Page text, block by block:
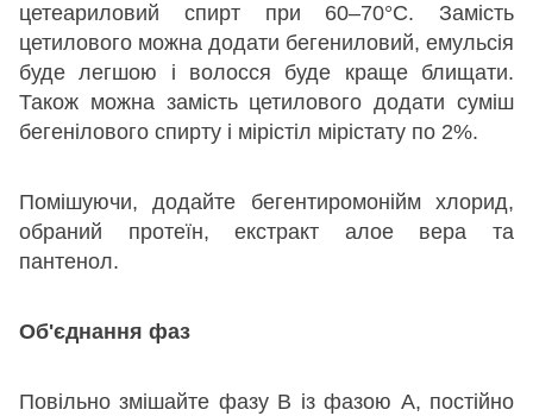
цетеариловий спирт при 60–70°С. Замість
цетилового можна додати бегениловий, емульсія
буде легшою і волосся буде краще блищати.
Також можна замість цетилового додати суміш
бегенілового спирту і мірістіл мірістату по 2%.
Помішуючи, додайте бегентиромонійм хлорид,
обраний протеїн, екстракт алое вера та
пантенол.
Об'єднання фаз
Повільно змішайте фазу B із фазою A, постійно